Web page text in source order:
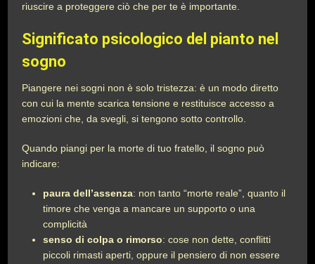
riuscire a proteggere ciò che per te è importante.
Significato psicologico del pianto nel
sogno
Piangere nei sogni non è solo tristezza: è un modo diretto
con cui la mente scarica tensione e restituisce accesso a
emozioni che, da svegli, si tengono sotto controllo.
Quando piangi per la morte di tuo fratello, il sogno può
indicare:
paura dell’assenza: non tanto “morte reale”, quanto il
timore che venga a mancare un supporto o una
complicità
senso di colpa o rimorso: cose non dette, conflitti
piccoli rimasti aperti, oppure il pensiero di non essere